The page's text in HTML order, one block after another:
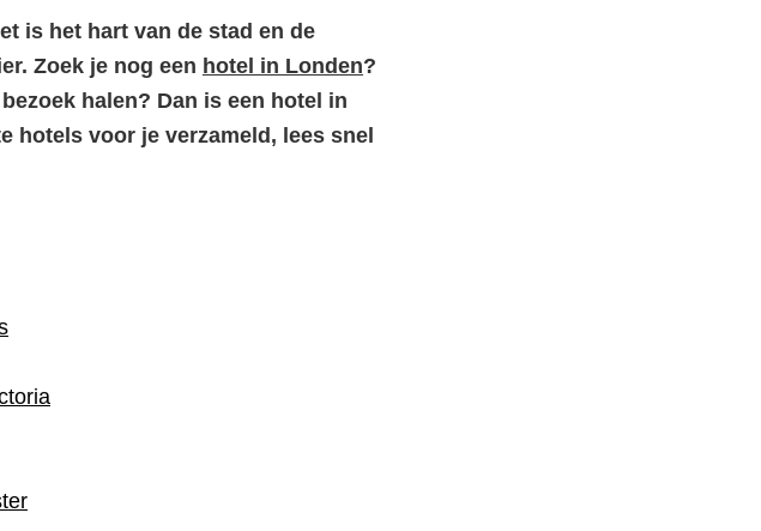
Hop on hop off bus in Londen
is het hart van de stad en de
Zoek je nog een hotel in Londen?
halen? Dan is een hotel in
hotels voor je verzameld, lees snel